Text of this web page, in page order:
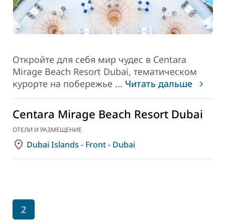
Откройте для себя мир чудес в Centara
Mirage Beach Resort Dubai, тематическом
курорте на побережье ... Читать дальше
Centara Mirage Beach Resort Dubai
ОТЕЛИ И РАЗМЕЩЕНИЕ
Dubai Islands - Front - Dubai
2